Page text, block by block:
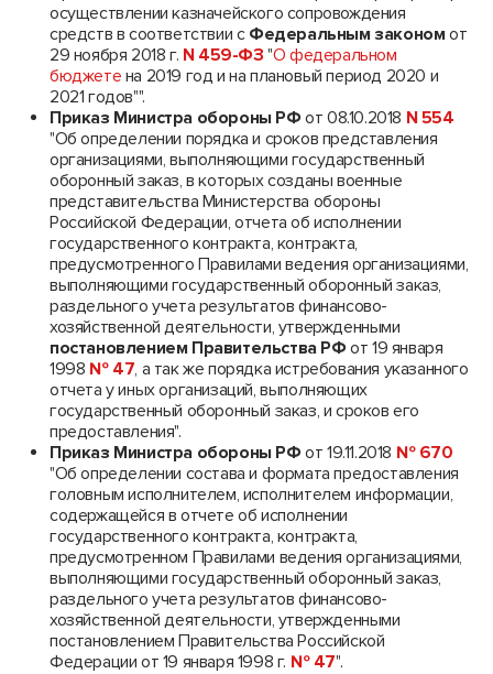
осуществлении казначейского сопровождения
средств в соответствии сФедеральным законом от
29 ноября 2018 г. N 459-ФЗ "О федеральном
бюджете на 2019 год и на плановый период 2020 и
2021 годов"".
Приказ Министра обороны РФ от 08.10.2018 N 554
"Об определении порядка и сроков представления
организациями, выполняющими государственный
оборонный заказ, в которых созданы военные
представительства Министерства обороны
Российской Федерации, отчета об исполнении
государственного контракта, контракта,
предусмотренного Правилами ведения организациями,
выполняющими государственный оборонный заказ,
раздельного учета результатов финансово-
хозяйственной деятельности, утвержденными
постановлением Правительства РФ от 19 января
1998 № 47, а так же порядка истребования указанного
отчета у иных организаций, выполняющих
государственный оборонный заказ, и сроков его
предоставления".
Приказ Министра обороны РФ от 19.11.2018 № 670
"Об определении состава и формата предоставления
головным исполнителем, исполнителем информации,
содержащейся в отчете об исполнении
государственного контракта, контракта,
предусмотренном Правилами ведения организациями,
выполняющими государственный оборонный заказ,
раздельного учета результатов финансово-
хозяйственной деятельности, утвержденными
постановлением Правительства Российской
Федерации от 19 января 1998 г. № 47".